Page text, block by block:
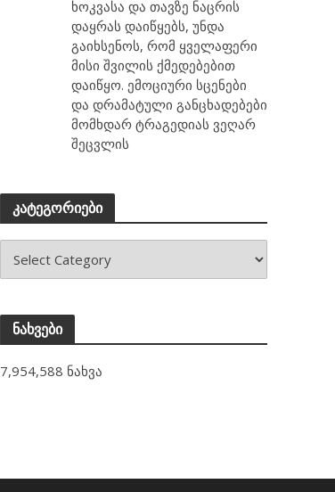
ხოკვასა და თავზე ნაცრის
დაყრას დაიწყებს, უნდა
გაიხსენოს, რომ ყველაფერი
მისი შვილის ქმედებებით
დაიწყო. ემოციური სცენები
და დრამატული განცხადებები
მომხდარ ტრაგედიას ვეღარ
შეცვლის
კატეგორიები
ნახვები
7,954,588 ნახვა